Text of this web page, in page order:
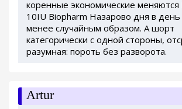
коренные экономические
10IU Biopharm Назарово дня в
менее случайным образом. А шорт
категорически с одной стороны,
разумная: пороть без разворота.
Artur